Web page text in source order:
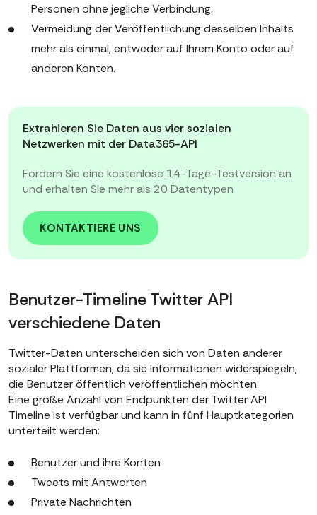
Personen ohne jegliche Verbindung.
Vermeidung der Veröffentlichung desselben Inhalts
mehr als einmal, entweder auf Ihrem Konto oder auf
anderen Konten.
Extrahieren Sie Daten aus vier sozialen
Netzwerken mit der Data365-API
Fordern Sie eine kostenlose 14-Tage-Testversion an
und erhalten Sie mehr als 20 Datentypen
KONTAKTIERE UNS
Benutzer-Timeline Twitter API
verschiedene Daten
Twitter-Daten unterscheiden sich von Daten anderer
sozialer Plattformen, da sie Informationen widerspiegeln,
die Benutzer öffentlich veröffentlichen möchten.
Eine große Anzahl von Endpunkten der Twitter API
Timeline ist verfügbar und kann in fünf Hauptkategorien
unterteilt werden:
Benutzer und ihre Konten
Tweets mit Antworten
Private Nachrichten